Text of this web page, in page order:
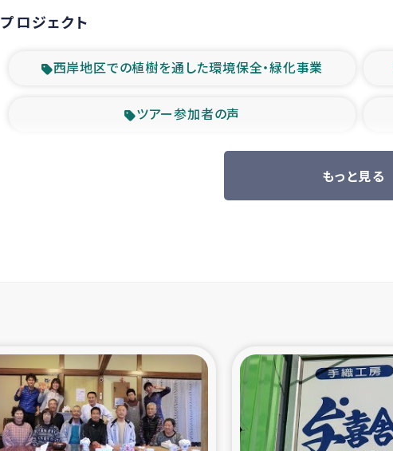
プロジェクト
西岸地区での植樹を通した環境保全・緑化事業
ツアー参加者の声
緊急救援の時代
東ティモール豪雨緊急支援
スリランカ 緊急人道支援
スリランカの南北女性をつなぐサリー・リサイクル・プロジ
もっと見る